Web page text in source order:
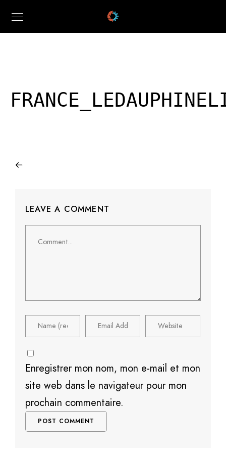
LEAVE A COMMENT
Enregistrer mon nom, mon e-mail et mon
site web dans le navigateur pour mon
prochain commentaire.